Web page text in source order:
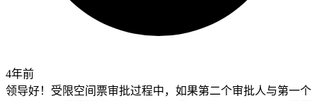
4年前
领导好！受限空间票审批过程中，如果第二个审批人与第一个